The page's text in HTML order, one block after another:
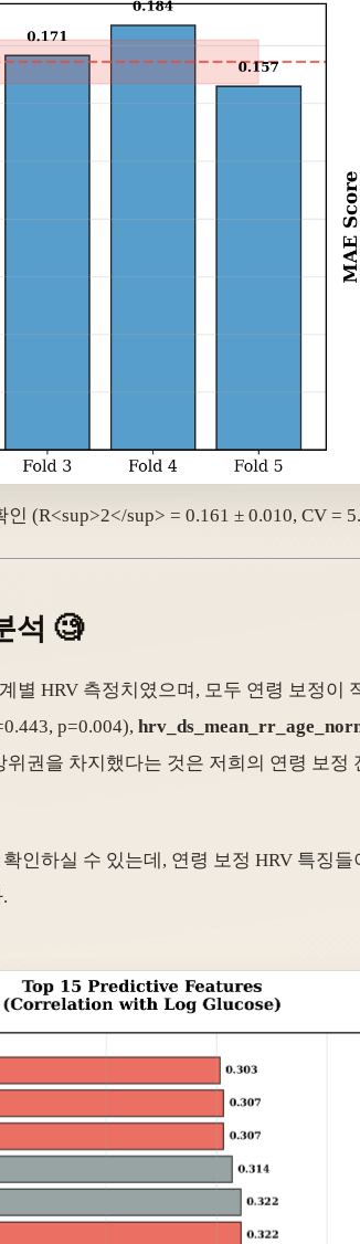
인 (R<sup>2</sup> = 0.161 ± 0.010, CV =
석 🧐
별 HRV 측정치였으며, 모두 연령 보정이
p=0.004),
권을 차지했다는 것은 저희의 연령 보
인하실 수 있는데, 연령 보정 HRV 특징